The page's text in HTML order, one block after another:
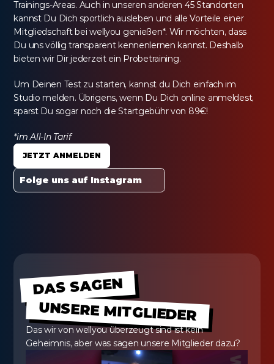
Trainings-Areas. Auch in unseren anderen 45 Standorten
kannst Du Dich sportlich ausleben und alle Vorteile einer
Mitgliedschaft bei wellyou genießen*. Wir möchten, dass
Du uns völlig transparent kennenlernen kannst. Deshalb
bieten wir Dir jederzeit ein Probetraining.
Um Deinen Test zu starten, kannst du Dich einfach im
Studio melden. Übrigens, wenn Du Dich online anmeldest,
sparst Du sogar noch die Startgebühr von 89€!
*im All-In Tarif
JETZT ANMELDEN
Folge uns auf Instagram
DAS SAGEN
UNSERE MITGLIEDER
Das wir von wellyou überzeugt sind ist kein
Geheimnis, aber was sagen unsere Mitglieder dazu?